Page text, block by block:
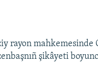
rayon mahkemesinde
şikâyeti